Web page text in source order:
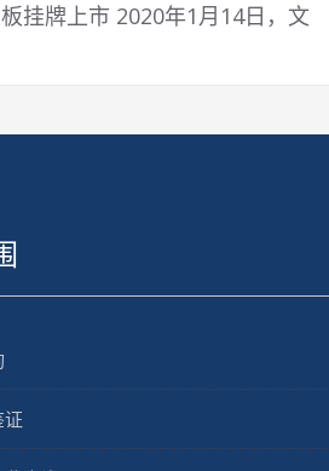
挂牌上市 2020年1月14日，文
证